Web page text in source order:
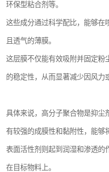
环保型粘合剂等。
这些成分通过科学配比，能够在
且透气的薄膜。
这层膜不仅能有效吸附并固定粉
的稳定性，从而显著减少因风力
具体来说，高分子聚合物是抑尘
有较强的成膜性和黏附性，能够
表面活性剂则起到润湿和渗透的
在目标物料上。